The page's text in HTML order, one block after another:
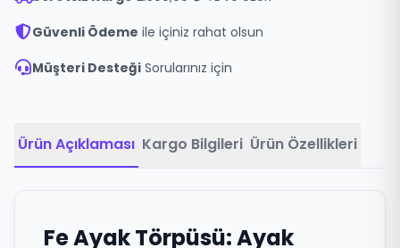
Güvenli Ödeme ile içiniz rahat olsun
Müşteri Desteği Sorularınız için
Ürün Açıklaması Kargo Bilgileri Ürün Özellikleri
Fe Ayak Törpüsü: Ayak